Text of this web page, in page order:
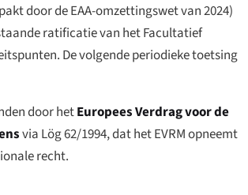
door de EAA-omzettingswet van 2024)
ratificatie van het Facultatief
De volgende periodieke toetsing
door hetEuropees Verdrag voor de
via Lög 62/1994, dat het EVRM opneemt
recht.